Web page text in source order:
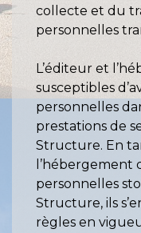
collecte et du
personnelles
L’éditeur et
susceptibles
personnelles
prestations de
Structure. En
l’hébergement
personnelles
Structure, ils
règles en